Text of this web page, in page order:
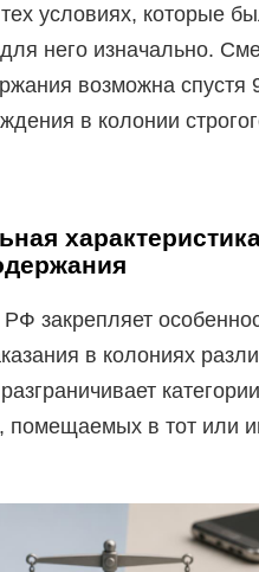
условиях, которые
него изначально.
возможна спустя
в колонии
характеристика
закрепляет
в колониях
категории
помещаемых в тот или